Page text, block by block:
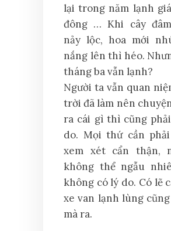
lại trong năm lạnh
đông … Khi cây
nảy lộc, hoa mới
nắng lên thì héo.
tháng ba vẫn lạnh?
Người ta vẫn quan
trời đã làm nên
ra cái gì thì cũng
do. Mọi thứ cần
xem xét cẩn thận,
không thể ngẫu
không có lý do. Có lẽ
xe van lạnh lùng
mà ra.